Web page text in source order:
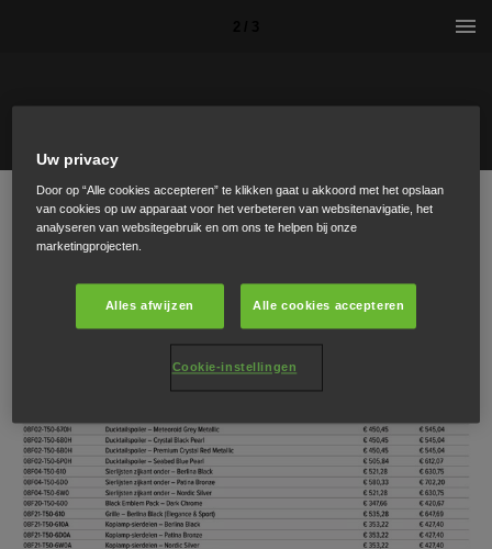
Uw privacy
Door op “Alle cookies accepteren” te klikken gaat u akkoord met het opslaan
van cookies op uw apparaat voor het verbeteren van websitenavigatie, het
analyseren van websitegebruik en om ons te helpen bij onze
marketingprojecten.
Alles afwijzen Alle cookies accepteren
Cookie-instellingen